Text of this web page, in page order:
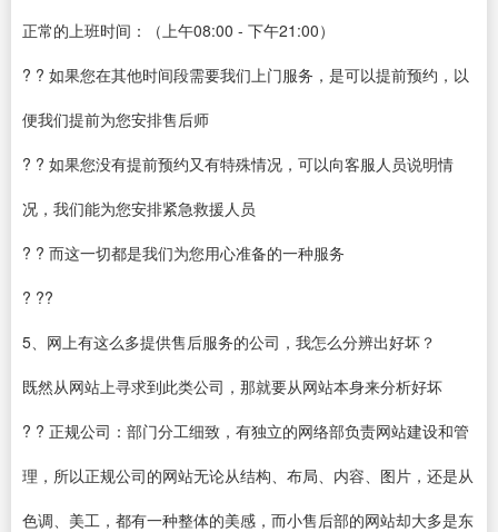
正常的上班时间：（上午08:00 - 下午21:00）
? ? 如果您在其他时间段需要我们上门服务，是可以提前预约，以
便我们提前为您安排售后师
? ? 如果您没有提前预约又有特殊情况，可以向客服人员说明情
况，我们能为您安排紧急救援人员
? ? 而这一切都是我们为您用心准备的一种服务
? ??
5、网上有这么多提供售后服务的公司，我怎么分辨出好坏？
既然从网站上寻求到此类公司，那就要从网站本身来分析好坏
? ? 正规公司：部门分工细致，有独立的网络部负责网站建设和管
理，所以正规公司的网站无论从结构、布局、内容、图片，还是从
色调、美工，都有一种整体的美感，而小售后部的网站却大多是东